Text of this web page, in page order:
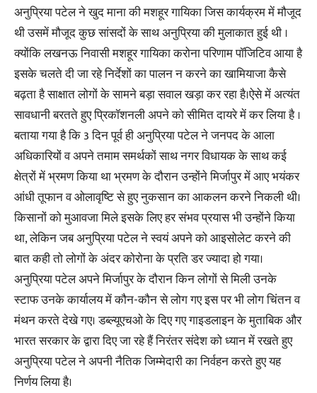
अनुप्रिया पटेल ने खुद माना की मशहूर गायिका जिस कार्यक्रम में मौजूद
थी उसमें मौजूद कुछ सांसदों के साथ अनुप्रिया की मुलाकात हुई थी ।
क्योंकि लखनऊ निवासी मशहूर गायिका करोना परिणाम पॉजिटिव आया है
इसके चलते दी जा रहे निर्देशों का पालन न करने का खामियाजा कैसे
बढ़ता है साक्षात लोगों के सामने बड़ा सवाल खड़ा कर रहा है।ऐसे में अत्यंत
सावधानी बरतते हुए प्रिकॉशनली अपने को सीमित दायरे में कर लिया है ।
बताया गया है कि 3 दिन पूर्व ही अनुप्रिया पटेल ने जनपद के आला
अधिकारियों व अपने तमाम समर्थकों साथ नगर विधायक के साथ कई
क्षेत्रों में भ्रमण किया था भ्रमण के दौरान उन्होंने मिर्जापुर में आए भयंकर
आंधी तूफान व ओलावृष्टि से हुए नुकसान का आकलन करने निकली थी।
किसानों को मुआवजा मिले इसके लिए हर संभव प्रयास भी उन्होंने किया
था, लेकिन जब अनुप्रिया पटेल ने स्वयं अपने को आइसोलेट करने की
बात कही तो लोगों के अंदर कोरोना के प्रति डर ज्यादा हो गया।
अनुप्रिया पटेल अपने मिर्जापुर के दौरान किन लोगों से मिली उनके
स्टाफ उनके कार्यालय में कौन-कौन से लोग गए इस पर भी लोग चिंतन व
मंथन करते देखे गए। डब्ल्यूएचओ के दिए गए गाइडलाइन के मुताबिक और
भारत सरकार के द्वारा दिए जा रहे हैं निरंतर संदेश को ध्यान में रखते हुए
अनुप्रिया पटेल ने अपनी नैतिक जिम्मेदारी का निर्वहन करते हुए यह
निर्णय लिया है।